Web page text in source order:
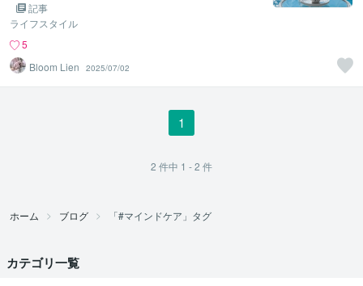
記事
ライフスタイル
5
Bloom Lien
2025/07/02
1
2 件中 1 - 2 件
ホーム ブログ 「#マインドケア」タグ
カテゴリ一覧